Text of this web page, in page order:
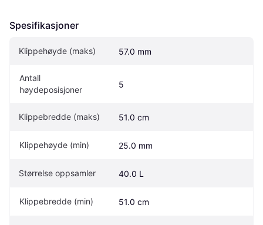
Spesifikasjoner
Klippehøyde (maks) 57.0 mm
Antall
høydeposisjoner
5
Klippebredde (maks) 51.0 cm
Klippehøyde (min) 25.0 mm
Størrelse oppsamler 40.0 L
Klippebredde (min) 51.0 cm